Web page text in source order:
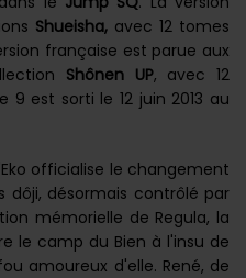
Shueisha,avec 12 tomes
française est parue aux
Shônen UP, avec 12
est sorti le 12 juin 2013 au
officialise le changement
dôji, désormais contrôlé par
mémorielle de Regula, la
le camp du Bien à l'insu de
amoureux d'elle. René, de